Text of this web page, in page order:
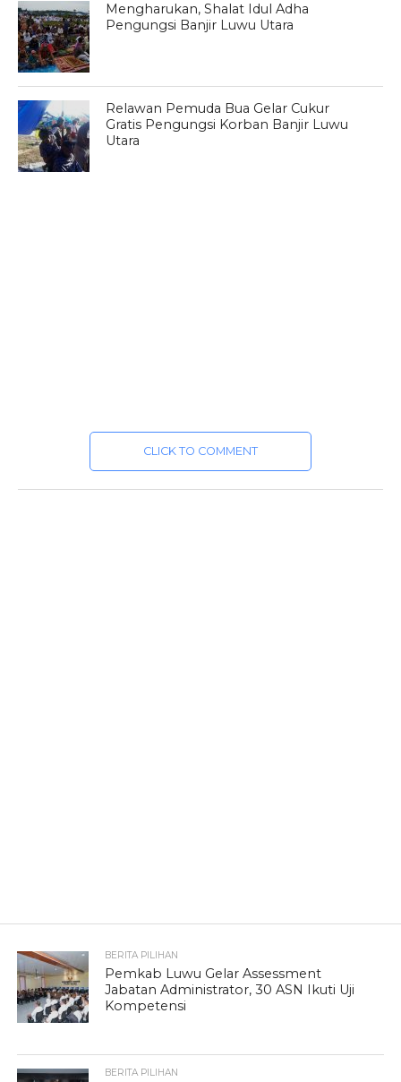
Mengharukan, Shalat Idul Adha
Pengungsi Banjir Luwu Utara
Relawan Pemuda Bua Gelar Cukur
Gratis Pengungsi Korban Banjir Luwu
Utara
CLICK TO COMMENT
BERITA PILIHAN
Pemkab Luwu Gelar Assessment
Jabatan Administrator, 30 ASN Ikuti Uji
Kompetensi
BERITA PILIHAN